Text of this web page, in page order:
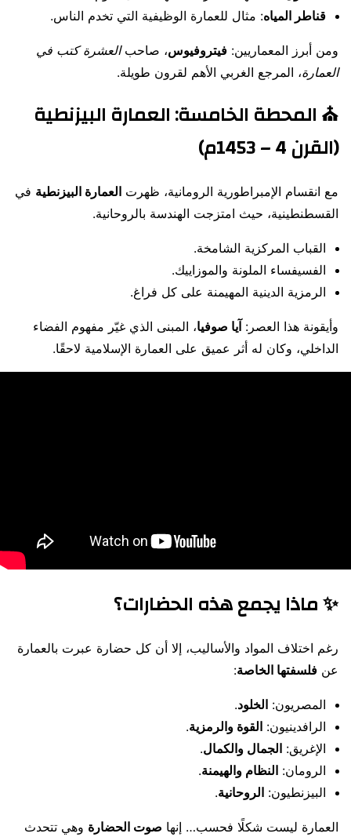
قناطر المياه: مثال للعمارة الوظيفية التي تخدم الناس.
ومن أبرز المعماريين: فيتروفيوس، صاحبالعشرة كتب في
العمارة، المرجع الغربي الأهم لقرون طويلة.
⛪ المحطة الخامسة: العمارة البيزنطية
(القرن 4 – 1453م)
مع انقسام الإمبراطورية الرومانية، ظهرت العمارة البيزنطية في
القسطنطينية، حيث امتزجت الهندسة بالروحانية.
القباب المركزية الشامخة.
الفسيفساء الملونة والموزاييك.
الرمزية الدينية المهيمنة على كل فراغ.
وأيقونة هذا العصر: آيا صوفيا، المبنى الذي غيّر مفهوم الفضاء
الداخلي، وكان له أثر عميق على العمارة الإسلامية لاحقًا.
✨ ماذا يجمع هذه الحضارات؟
رغم اختلاف المواد والأساليب، إلا أن كل حضارة عبرت بالعمارة
عن فلسفتها الخاصة:
المصريون: الخلود.
الرافدينيون: القوة والرمزية.
الإغريق: الجمال والكمال.
الرومان: النظام والهيمنة.
البيزنطيون: الروحانية.
العمارة ليست شكلًا فحسب… إنها صوت الحضارة وهي تتحدث